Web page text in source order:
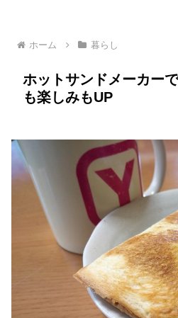
ホーム 暮らし
ホットサンドメーカー
も楽しみもUP